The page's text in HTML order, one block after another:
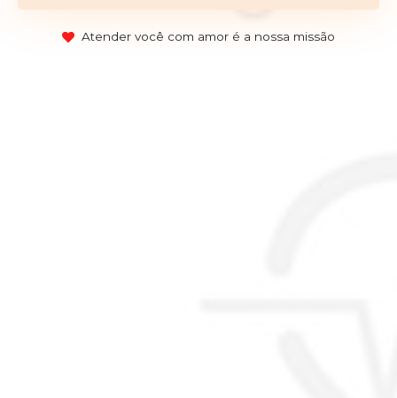
Atender você com amor é a nossa missão